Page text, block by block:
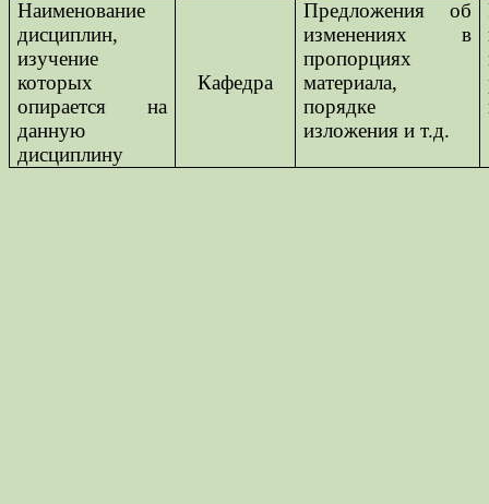
Наименование
дисциплин,
изучение
которых
опирается на
данную
дисциплину
Кафедра
Предложения об
изменениях в
пропорциях
материала,
порядке
изложения и т.д.